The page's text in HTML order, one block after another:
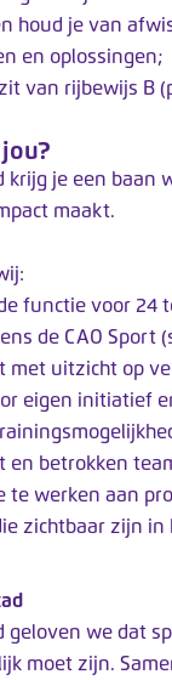
houd je van
en oplossingen;
van rijbewijs B
krijg je een baan
maakt.
functie voor 24
de CAO Sport
met uitzicht op
eigen initiatief
en betrokken
te werken aan
zichtbaar zijn in
geloven we dat
moet zijn.